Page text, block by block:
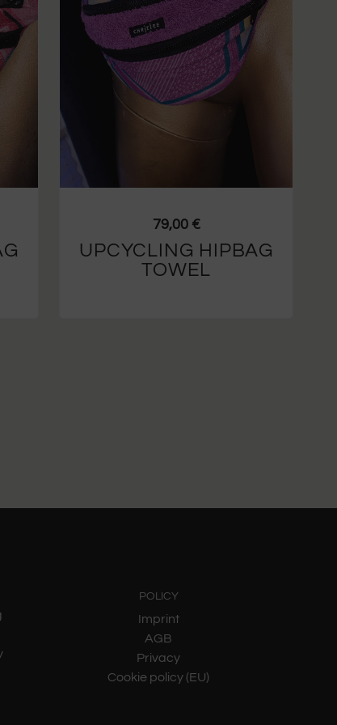
79,00 €
UPCYCLING HIPBAG
TOWEL
POLICY
Imprint
AGB
Privacy
Cookie policy (EU)